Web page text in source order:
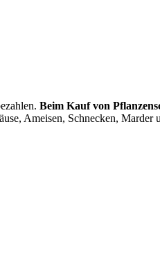
Beim Kauf von
Ameisen, Schnecken, Marder